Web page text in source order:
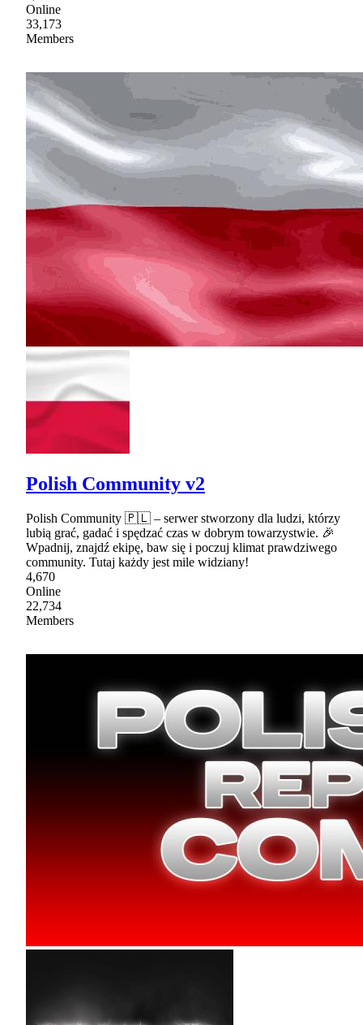
Online
33,173
Members
Polish Community v2
Polish Community 🇵🇱 – serwer stworzony dla ludzi, którzy
lubią grać, gadać i spędzać czas w dobrym towarzystwie. 🎉
Wpadnij, znajdź ekipę, baw się i poczuj klimat prawdziwego
community. Tutaj każdy jest mile widziany!
4,670
Online
22,734
Members